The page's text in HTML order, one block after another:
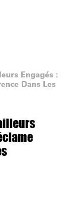
Engagés :
Dans Les